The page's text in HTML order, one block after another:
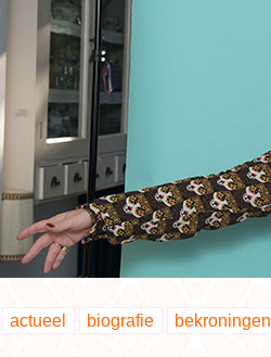
actueel biografie bekroningen